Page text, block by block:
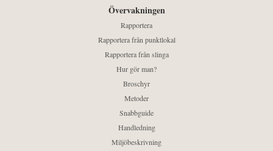
Övervakningen
Rapportera
Rapportera från punktlokal
Rapportera från slinga
Hur gör man?
Broschyr
Metoder
Snabbguide
Handledning
Miljöbeskrivning